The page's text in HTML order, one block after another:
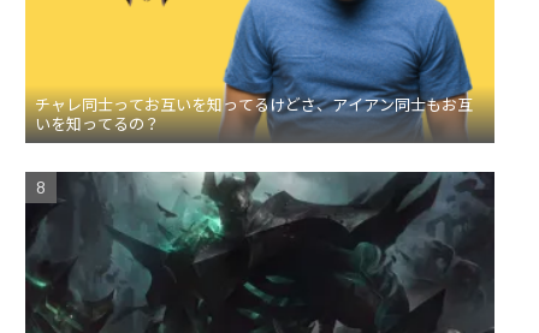
チャレ同士ってお互いを知ってるけどさ、アイアン同士もお互
いを知ってるの？